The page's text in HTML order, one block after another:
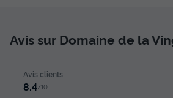
Avis sur Domaine de la
Avis clients
8.4/10